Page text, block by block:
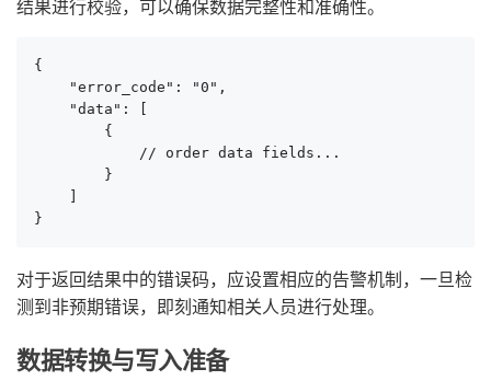
结果进行校验，可以确保数据完整性和准确性。
{
    "error_code": "0",
    "data": [
        {
            // order data fields...
        }
}
对于返回结果中的错误码，应设置相应的告警机制，一旦检
测到非预期错误，即刻通知相关人员进行处理。
数据转换与写入准备